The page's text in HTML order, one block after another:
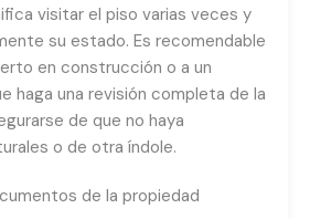
visitar el piso varias veces y
su estado. Es recomendable
en construcción o a un
haga una revisión completa de la
de que no haya
o de otra índole.
de la propiedad